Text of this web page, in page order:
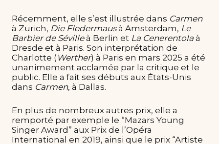
Récemment, elle s’est illustrée dans Carmen
à Zurich, Die Fledermausà Amsterdam, Le
Barbier de Sévilleà Berlin et La Cenerentola à
Dresde et à Paris. Son interprétation de
Charlotte ( Werther) à Paris en mars 2025 a été
unanimement acclamée par la critique et le
public. Elle a fait ses débuts aux États-Unis
dans Carmen, à Dallas.
En plus de nombreux autres prix, elle a
remporté par exemple le “Mazars Young
Singer Award” aux Prix de l’Opéra
International en 2019, ainsi que le prix “Artiste